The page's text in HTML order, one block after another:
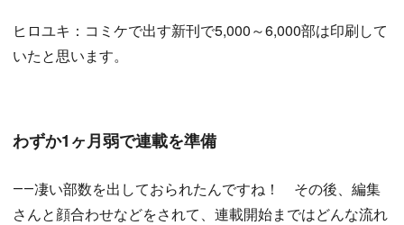
ヒロユキ：コミケで出す新刊で5,000～6,000部は印刷して
いたと思います。
わずか1ヶ月弱で連載を準備
――凄い部数を出しておられたんですね！ その後、編集
さんと顔合わせなどをされて、連載開始まではどんな流れ